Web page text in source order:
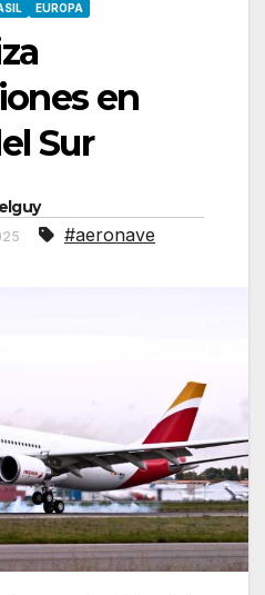
EUROPA
en
Sur
#aeronave